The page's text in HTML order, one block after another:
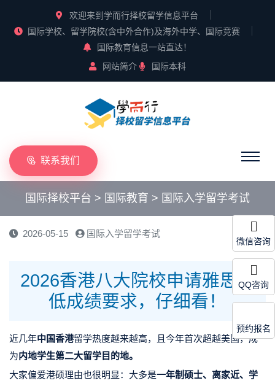
欢迎来到学而行择校留学信息平台
国际学校、留学院校(含中外合作)及海外中学、国际竞赛
国际教育信息一站直达！
网站简介
国际本科
联系我们
国际择校平台 > 国际教育 > 国际入学留学考试
2026-05-15 国际入学留学考试
2026香港八大院校申请雅思最
低成绩要求，仔细看！
近几年中国香港留学热度越来越高，且今年首次超越美国，成
为内地学生第二大留学目的地。
大家偏爱港硕理由也很明显：大多是一年制硕士、 离家近、 学
微信咨询
QQ咨询
预约报名